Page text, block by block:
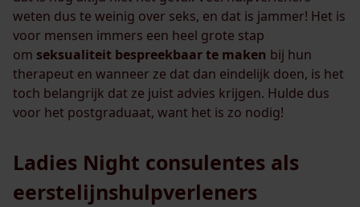
weten dus te weinig over seks, en dat is jammer! Het is
voor mensen immers een heel grote stap
om seksualiteit bespreekbaar te maken bij hun
therapeut en wanneer ze dat dan eindelijk doen, is het
toch belangrijk dat ze juist advies krijgen. Hulde dus
voor het postgraduaat, want het is zo nodig!
Ladies Night consulentes als
eerstelijnshulpverleners